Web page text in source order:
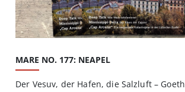
MARE NO. 177: NEAPEL
Der Vesuv, der Hafen, die Salzluft –